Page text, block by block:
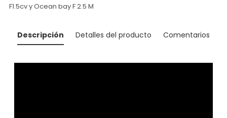
F1.5cv y Ocean bay F 2.5 M
Descripción Detalles del producto Comentarios